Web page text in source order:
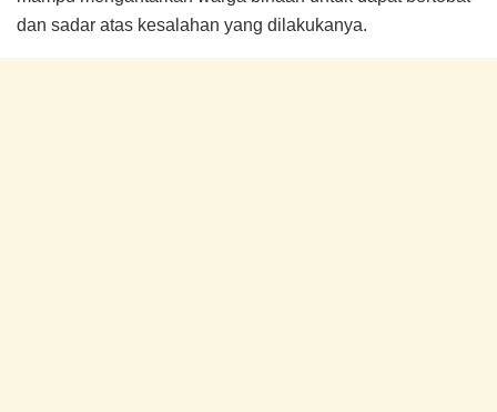
dan sadar atas kesalahan yang dilakukanya.